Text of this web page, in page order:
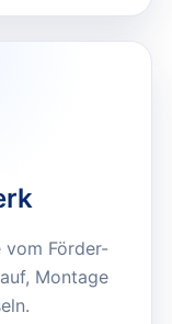
vom Förder-
Montage